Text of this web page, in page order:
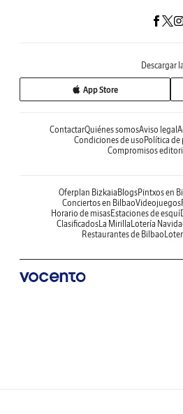
Descargar
App Store
ContactarQuiénes somosAviso legal
Condiciones de uso Política
Compromisos
Oferplan Bizkaia BlogsPintxos en
Conciertos en BilbaoVideojuegos
Horario de misasEstaciones de esquí
ClasificadosLa Mirilla Lotería
Restaurantes de Bilbao